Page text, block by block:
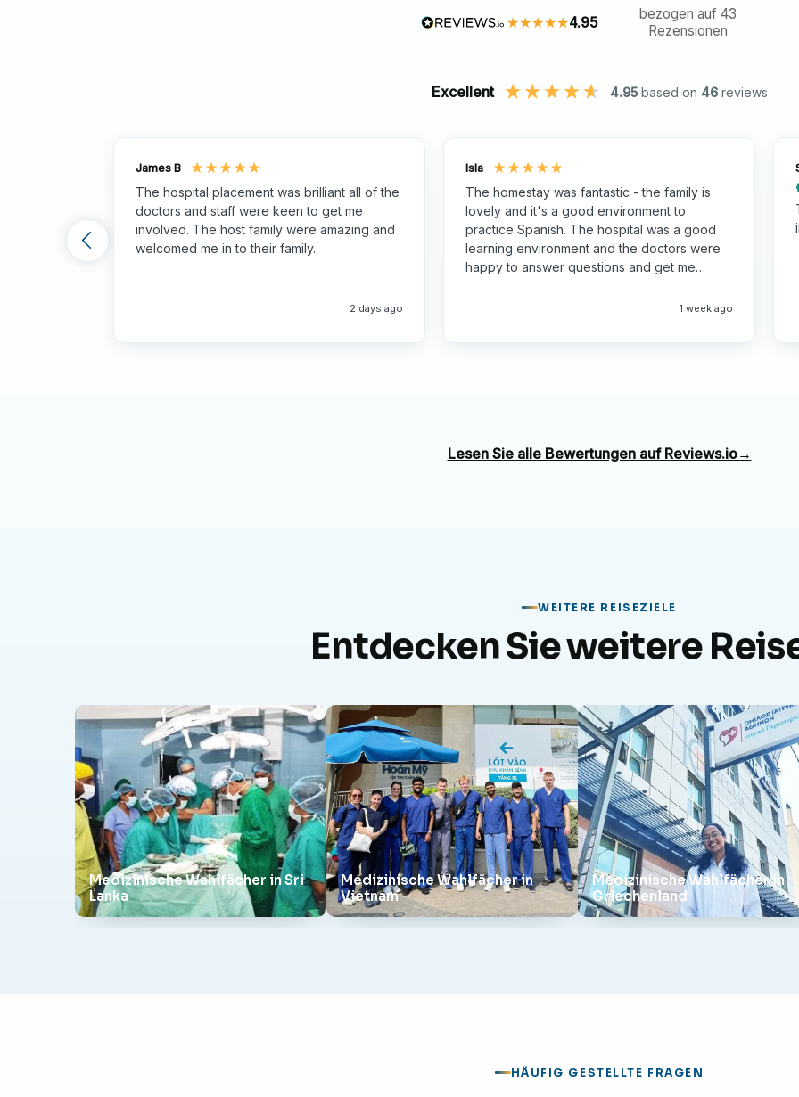
4.95
bezogen auf 43
Rezensionen
Excellent 4.95 based on 46 reviews
James B
The hospital placement was brilliant all of the
doctors and staff were keen to get me
involved. The host family were amazing and
welcomed me in to their family.
2 days ago
Isla
The homestay was fantastic - the family is
lovely and it's a good environment to
practice Spanish. The hospital was a good
learning environment and the doctors were
happy to answer questions and get me
1 week ago
Lesen Sie alle Bewertungen auf Reviews.io→
WEITERE REISEZIELE
Entdecken Sie weitere
Medizinische Wahlfächer in Sri
Lanka
Medizinische Wahlfächer in
Vietnam
Medizinische Wahlfächer in
Griechenland
HÄUFIG GESTELLTE FRAGEN